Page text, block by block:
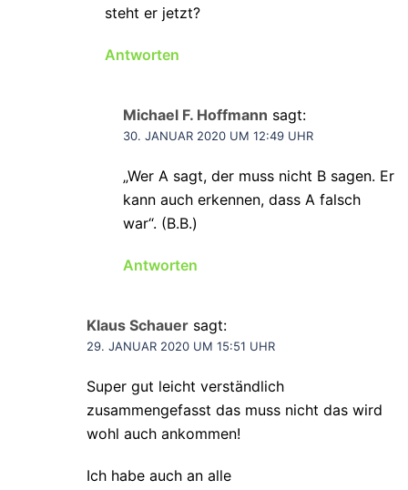
steht er jetzt?
Antworten
Michael F. Hoffmann sagt:
30. JANUAR 2020 UM 12:49 UHR
„Wer A sagt, der muss nicht B sagen. Er
kann auch erkennen, dass A falsch
war“. (B.B.)
Antworten
Klaus Schauer sagt:
29. JANUAR 2020 UM 15:51 UHR
Super gut leicht verständlich
zusammengefasst das muss nicht das wird
wohl auch ankommen!
Ich habe auch an alle